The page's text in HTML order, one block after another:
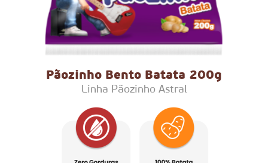
Pãozinho Bento Batata 200g
Linha Pãozinho Astral